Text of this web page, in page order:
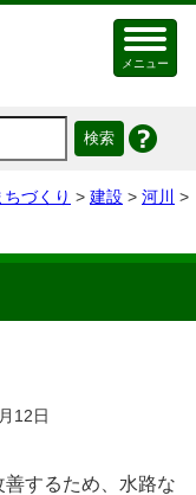
メニュー
ちづくり > 建設 > 河川
>
12日
するため、水路な